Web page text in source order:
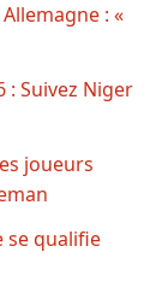
: «
: Suivez Niger
joueurs
se qualifie